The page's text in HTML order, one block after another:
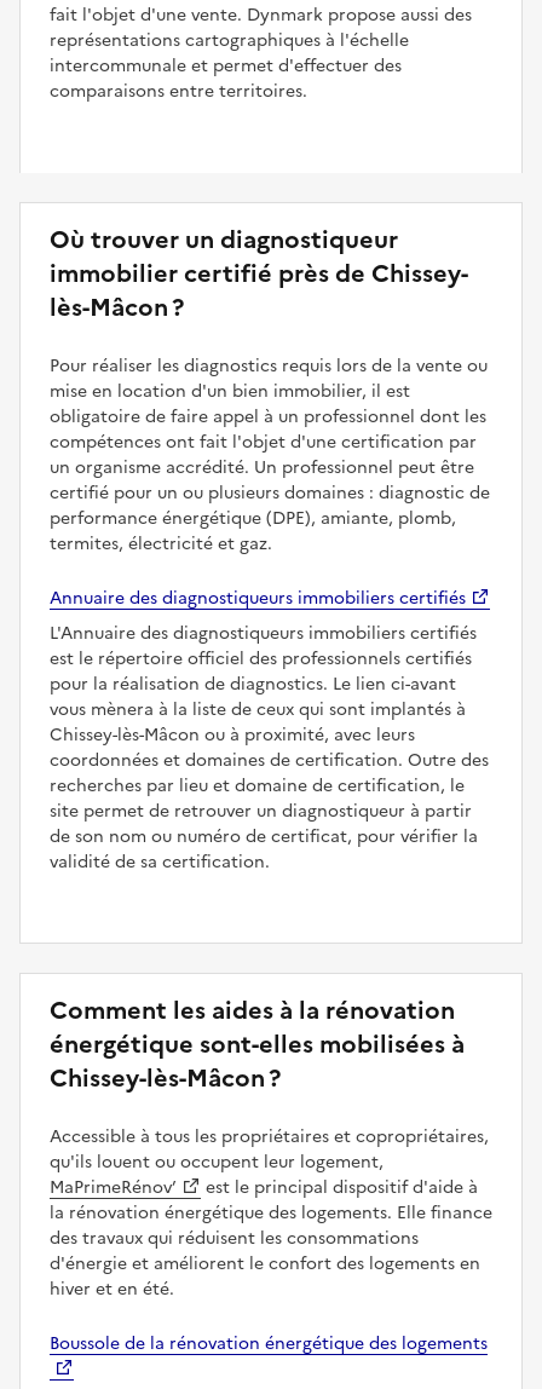
fait l'objet d'une vente. Dynmark propose aussi des
représentations cartographiques à l'échelle
intercommunale et permet d'effectuer des
comparaisons entre territoires.
Où trouver un diagnostiqueur
immobilier certifié près de Chissey-
lès-Mâcon ?
Pour réaliser les diagnostics requis lors de la vente ou
mise en location d'un bien immobilier, il est
obligatoire de faire appel à un professionnel dont les
compétences ont fait l'objet d'une certification par
un organisme accrédité. Un professionnel peut être
certifié pour un ou plusieurs domaines : diagnostic de
performance énergétique (DPE), amiante, plomb,
termites, électricité et gaz.
Annuaire des diagnostiqueurs immobiliers certifiés
L'Annuaire des diagnostiqueurs immobiliers certifiés
est le répertoire officiel des professionnels certifiés
pour la réalisation de diagnostics. Le lien ci-avant
vous mènera à la liste de ceux qui sont implantés à
Chissey-lès-Mâcon ou à proximité, avec leurs
coordonnées et domaines de certification. Outre des
recherches par lieu et domaine de certification, le
site permet de retrouver un diagnostiqueur à partir
de son nom ou numéro de certificat, pour vérifier la
validité de sa certification.
Comment les aides à la rénovation
énergétique sont-elles mobilisées à
Chissey-lès-Mâcon ?
Accessible à tous les propriétaires et copropriétaires,
qu'ils louent ou occupent leur logement,
MaPrimeRénov’
est le principal dispositif d'aide à
la rénovation énergétique des logements. Elle finance
des travaux qui réduisent les consommations
d'énergie et améliorent le confort des logements en
hiver et en été.
Boussole de la rénovation énergétique des logements